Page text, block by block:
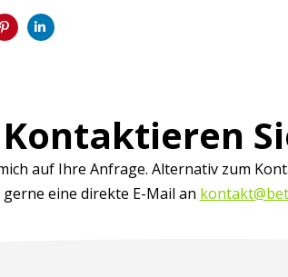
Kontaktieren
auf Ihre Anfrage. Alternativ zum
gerne eine direkte E-Mail an